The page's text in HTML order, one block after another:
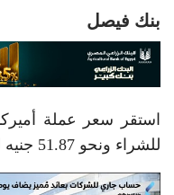
بنك فيصل
للشراء ونحو 51.87 جنيه للبيع.